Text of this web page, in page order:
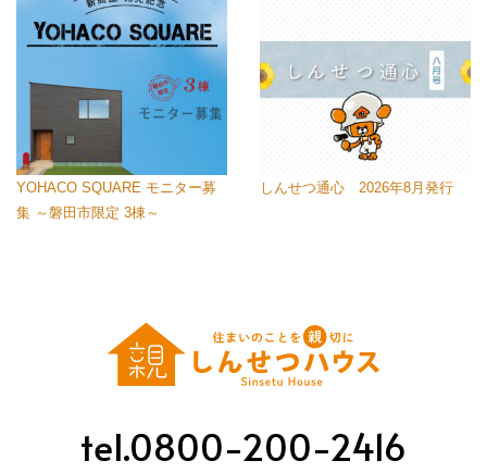
YOHACO SQUARE モニター募
集 ～磐田市限定 3棟～
しんせつ通心 2026年8月発行
tel.0800-200-2416